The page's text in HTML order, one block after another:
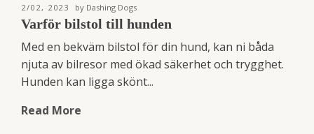
2/02, 2023 by Dashing Dogs
Varför bilstol till hunden
Med en bekväm bilstol för din hund, kan ni båda
njuta av bilresor med ökad säkerhet och trygghet.
Hunden kan ligga skönt...
Read More